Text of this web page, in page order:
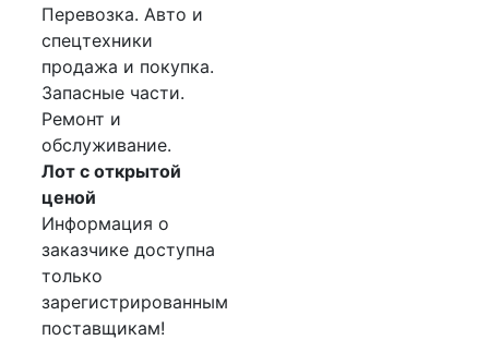
Перевозка. Авто и
спецтехники
продажа и покупка.
Запасные части.
Ремонт и
обслуживание.
Лот с открытой
ценой
Информация о
заказчике доступна
только
зарегистрированным
поставщикам!